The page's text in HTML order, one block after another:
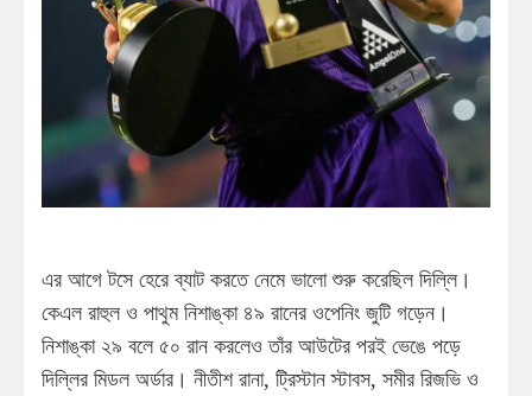
এর আগে টসে হেরে ব্যাট করতে নেমে ভালো শুরু করেছিল দিল্লি।
কেএল রাহুল ও পাথুম নিশাঙ্কা ৪৯ রানের ওপেনিং জুটি গড়েন।
নিশাঙ্কা ২৯ বলে ৫০ রান করলেও তাঁর আউটের পরই ভেঙে পড়ে
দিল্লির মিডল অর্ডার। নীতীশ রানা, ট্রিস্টান স্টাবস, সমীর রিজভি ও